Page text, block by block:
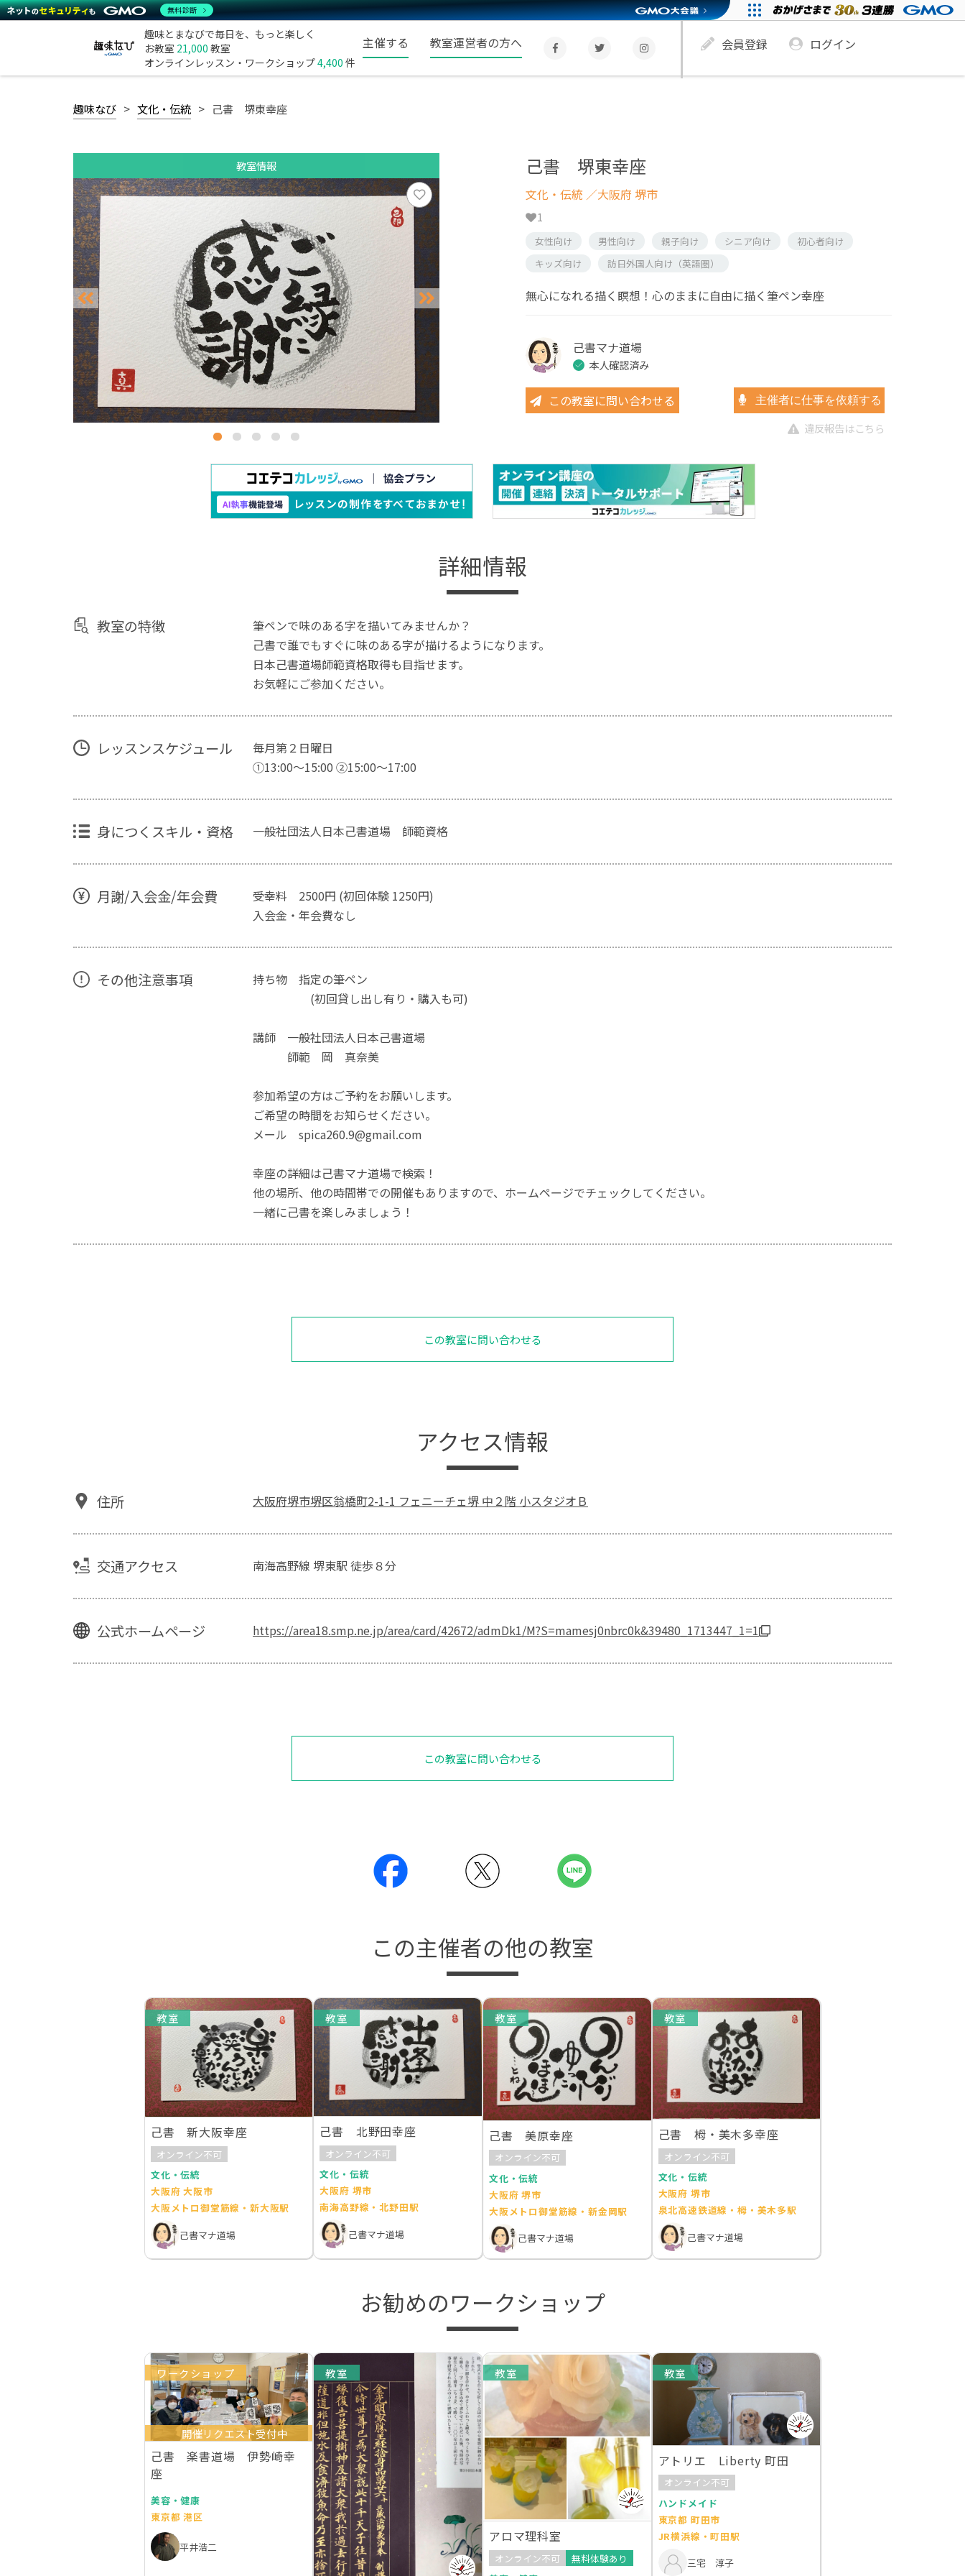
趣味とまなびで毎日を、もっと楽しく
お教室 21,000 教室
オンラインレッスン・ワークショップ4,400 件
主催する 教室運営者の方へ 会員登録 ログイン
趣味なび 文化・伝統 己書 堺東幸座
教室情報 己書 堺東幸座
文化・伝統 ／大阪府 堺市
1
女性向け 男性向け 親子向け シニア向け
初心者向け
キッズ向け
訪日外国人向け（英語圏）
無心になれる描く瞑想！心のままに自由に描く筆ペン幸座
己書マナ道場
本人確認済み
この教室に問い合わせる 主催者に仕事を依頼する
違反報告はこちら
詳細情報
教室の特徴
筆ペンで味のある字を描いてみませんか？
己書で誰でもすぐに味のある字が描けるようになります。
日本己書道場師範資格取得も目指せます。
お気軽にご参加ください。
レッスンスケジュール
毎月第２日曜日
①13:00〜15:00 ②15:00〜17:00
身につくスキル・資格 一般社団法人日本己書道場 師範資格
月謝/入会金/年会費
受幸料 2500円 (初回体験 1250円)
入会金・年会費なし
その他注意事項
持ち物 指定の筆ペン
(初回貸し出し有り・購入も可)
講師 一般社団法人日本己書道場
師範 岡 真奈美
参加希望の方はご予約をお願いします。
ご希望の時間をお知らせください。
メール spica260.9@gmail.com
幸座の詳細は己書マナ道場で検索！
他の場所、他の時間帯での開催もありますので、ホームページでチェックしてください。
一緒に己書を楽しみましょう！
この教室に問い合わせる
アクセス情報
住所 大阪府堺市堺区翁橋町2-1-1 フェニーチェ堺 中２階 小スタジオＢ
交通アクセス 南海高野線 堺東駅 徒歩８分
公式ホームページ https://area18.smp.ne.jp/area/card/42672/admDk1/M?S=mamesj0nbrc0k&39480_1713447_1=1
この教室に問い合わせる
この主催者の他の教室
教室
己書 新大阪幸座
オンライン不可
文化・伝統
大阪府 大阪市
大阪メトロ御堂筋線・新大阪駅
己書マナ道場
教室
己書 北野田幸座
オンライン不可
文化・伝統
大阪府 堺市
南海高野線・北野田駅
己書マナ道場
教室
己書 美原幸座
オンライン不可
文化・伝統
大阪府 堺市
大阪メトロ御堂筋線・新金岡駅
己書マナ道場
教室
己書 栂・美木多幸座
オンライン不可
文化・伝統
大阪府 堺市
泉北高速鉄道線・栂・美木多駅
己書マナ道場
お勧めのワークショップ
ワークショップ
開催リクエスト受付中
己書 楽書道場 伊勢崎幸
座
美容・健康
東京都 港区
平井浩二
教室 教室
アロマ理科室
オンライン不可
無料体験あり
教室
アトリエ Liberty 町田
オンライン不可
ハンドメイド
東京都 町田市
JR横浜線・町田駅
三宅 淳子
無料診断